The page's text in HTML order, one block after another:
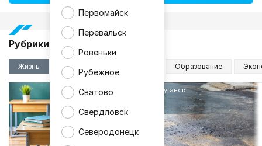
Первомайск
Перевальск
Ровеньки
Рубежное
Сватово
Свердловск
Северодонецк
Рубрики
Жизнь Здоровье Образование
Луганск